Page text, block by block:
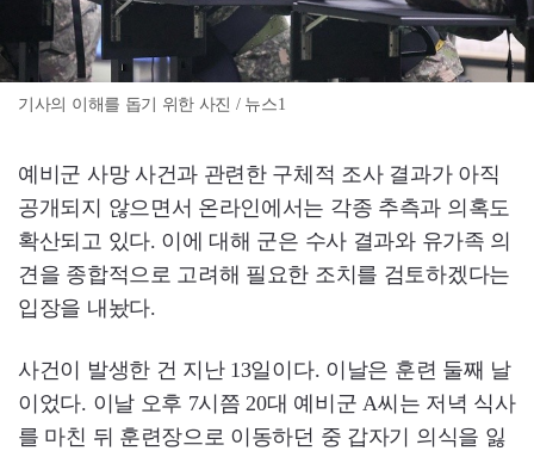
기사의 이해를 돕기 위한 사진 / 뉴스1
예비군 사망 사건과 관련한 구체적 조사 결과가 아직
공개되지 않으면서 온라인에서는 각종 추측과 의혹도
확산되고 있다. 이에 대해 군은 수사 결과와 유가족 의
견을 종합적으로 고려해 필요한 조치를 검토하겠다는
입장을 내놨다.
사건이 발생한 건 지난 13일이다. 이날은 훈련 둘째 날
이었다. 이날 오후 7시쯤 20대 예비군 A씨는 저녁 식사
를 마친 뒤 훈련장으로 이동하던 중 갑자기 의식을 잃